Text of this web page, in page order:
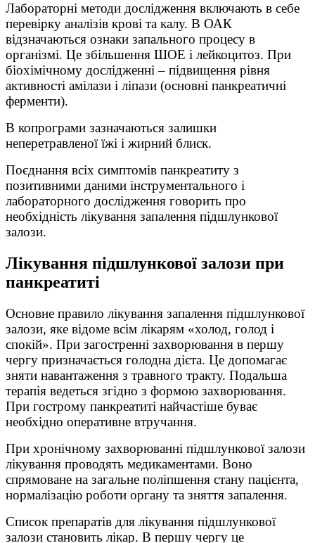
Лабораторні методи дослідження включають в себе
перевірку аналізів крові та калу. В ОАК
відзначаються ознаки запального процесу в
організмі. Це збільшення ШОЕ і лейкоцитоз. При
біохімічному дослідженні – підвищення рівня
активності амілази і ліпази (основні панкреатичні
ферменти).
В копрограми зазначаються залишки
неперетравленої їжі і жирний блиск.
Поєднання всіх симптомів панкреатиту з
позитивними даними інструментального і
лабораторного дослідження говорить про
необхідність лікування запалення підшлункової
залози.
Лікування підшлункової залози при
панкреатиті
Основне правило лікування запалення підшлункової
залози, яке відоме всім лікарям «холод, голод і
спокій». При загостренні захворювання в першу
чергу призначається голодна дієта. Це допомагає
зняти навантаження з травного тракту. Подальша
терапія ведеться згідно з формою захворювання.
При гострому панкреатиті найчастіше буває
необхідно оперативне втручання.
При хронічному захворюванні підшлункової залози
лікування проводять медикаментами. Воно
спрямоване на загальне поліпшення стану пацієнта,
нормалізацію роботи органу та зняття запалення.
Список препаратів для лікування підшлункової
залози становить лікар. В першу чергу це